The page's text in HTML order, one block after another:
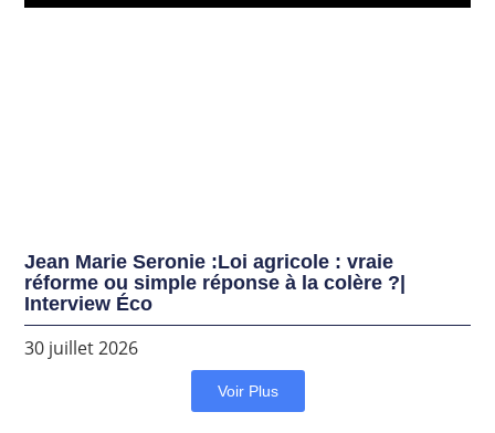
Jean Marie Seronie :Loi agricole : vraie
réforme ou simple réponse à la colère ?|
Interview Éco
30 juillet 2026
Voir Plus